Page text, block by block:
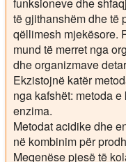
të gjithanshëm dhe të
qëllimesh mjekësore.
mund të merret nga
dhe organizmave
Ekzistojnë katër
nga kafshët: metoda
enzima.
Metodat acidike dhe
në kombinim për
Meqenëse pjesë të